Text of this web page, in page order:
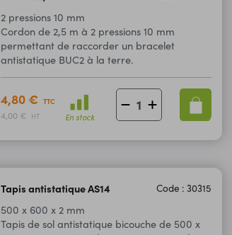
2 pressions 10 mm
Cordon de 2,5 m à 2 pressions 10 mm
permettant de raccorder un bracelet
antistatique BUC2 à la terre.
4,80 € TTC
4,00 € HT En stock
Tapis antistatique AS14 Code : 30315
500 x 600 x 2 mm
Tapis de sol antistatique bicouche de 500 x